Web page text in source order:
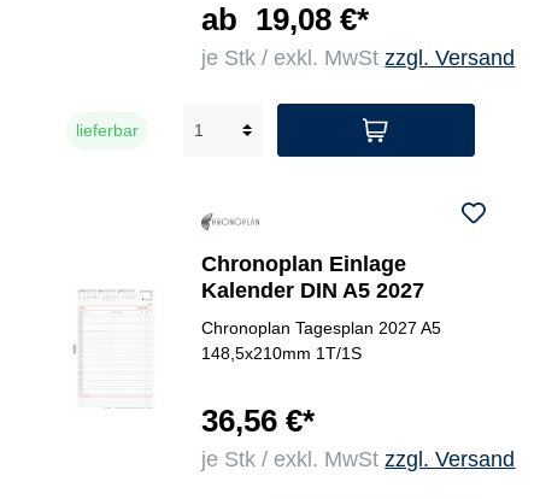
ab 19,08 €*
je Stk / exkl. MwStzzgl. Versand
lieferbar
Chronoplan Einlage
Kalender DIN A5 2027
Chronoplan Tagesplan 2027 A5
148,5x210mm 1T/1S
36,56 €*
je Stk / exkl. MwStzzgl. Versand